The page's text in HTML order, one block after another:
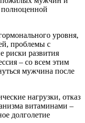
уровня,
проблемы с
риски развития
– со всем этим
мужчина после
нагрузки, отказ
витаминами –
долголетие